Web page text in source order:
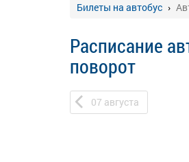
Билеты на автобус
Расписание
поворот
07 августа